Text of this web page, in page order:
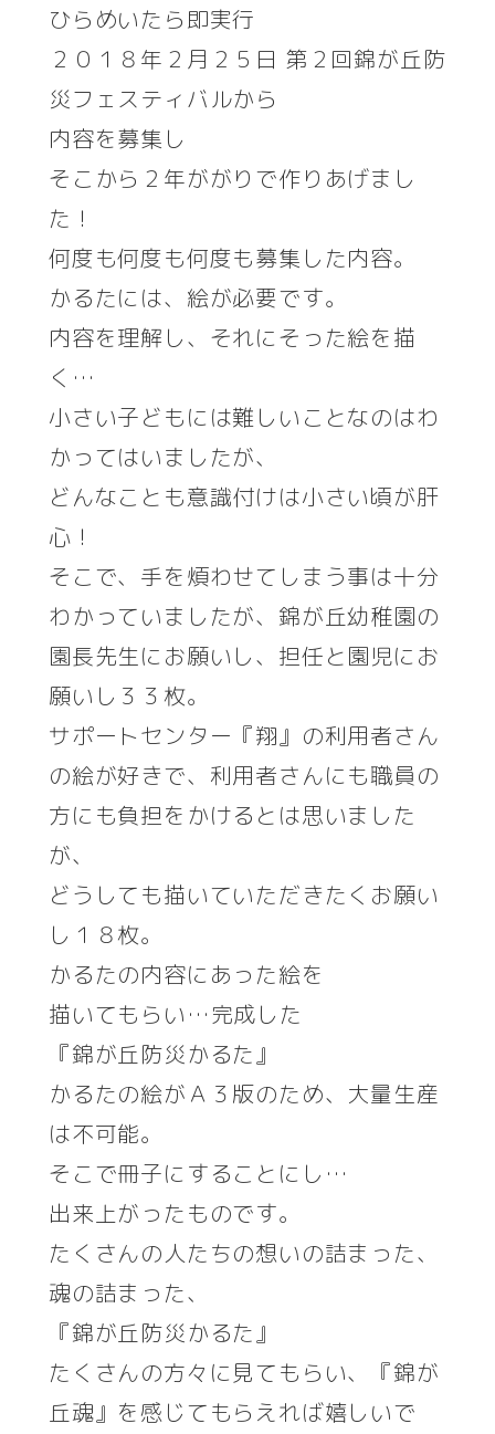
ひらめいたら即実行
２０１８年２月２５日 第２回錦が丘防
災フェスティバルから
内容を募集し
そこから２年ががりで作りあげまし
た！
何度も何度も何度も募集した内容。
かるたには、絵が必要です。
内容を理解し、それにそった絵を描
く…
小さい子どもには難しいことなのはわ
かってはいましたが、
どんなことも意識付けは小さい頃が肝
心！
そこで、手を煩わせてしまう事は十分
わかっていましたが、錦が丘幼稚園の
園長先生にお願いし、担任と園児にお
願いし３３枚。
サポートセンター『翔』の利用者さん
の絵が好きで、利用者さんにも職員の
方にも負担をかけるとは思いました
が、
どうしても描いていただきたくお願い
し１８枚。
かるたの内容にあった絵を
描いてもらい…完成した
『錦が丘防災かるた』
かるたの絵がＡ３版のため、大量生産
は不可能。
そこで冊子にすることにし…
出来上がったものです。
たくさんの人たちの想いの詰まった、
魂の詰まった、
『錦が丘防災かるた』
たくさんの方々に見てもらい、『錦が
丘魂』を感じてもらえれば嬉しいで